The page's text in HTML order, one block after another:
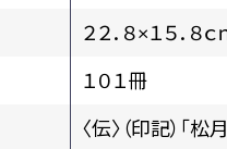
２２．８×１５．８
１０１冊
〈伝〉（印記）「